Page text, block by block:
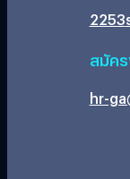
2253
สมัค
hr-